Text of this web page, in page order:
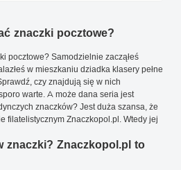
znaczki pocztowe?
pocztowe? Samodzielnie zacząłeś
w mieszkaniu dziadka klasery pełne
czy znajdują się w nich
warte. A może dana seria jest
znaczków? Jest duża szansa, że
filatelistycznym Znaczkopol.pl. Wtedy jej
znaczki? Znaczkopol.pl to